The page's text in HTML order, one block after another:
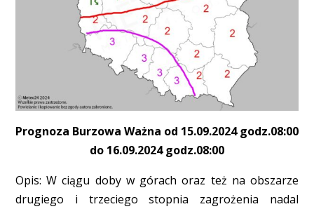
Prognoza Burzowa Ważna od 15.09.2024 godz.08:00
do 16.09.2024 godz.08:00
Opis: W ciągu doby w górach oraz też na obszarze
drugiego i trzeciego stopnia zagrożenia nadal